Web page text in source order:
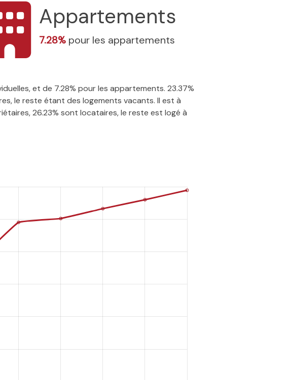
Appartements
7.28% pour les appartements
et de 7.28% pour les appartements. 23.37%
le reste étant des logements vacants. Il est à
26.23% sont locataires, le reste est logé à